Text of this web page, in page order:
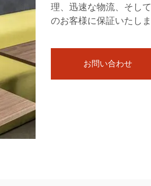
理、迅速な物流、そし
のお客様に保証いたしま
お問い合わせ